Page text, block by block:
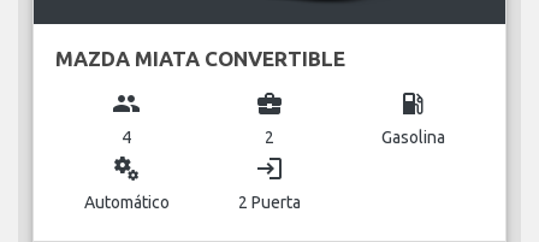
MAZDA MIATA CONVERTIBLE
group
4
business_center
2
local_gas_station
Gasolina
miscellaneous_services
Automático
login
2 Puerta